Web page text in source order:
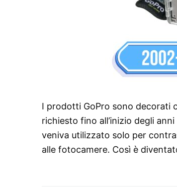
I prodotti GoPro sono decorati
richiesto fino all’inizio degli
veniva utilizzato solo per
alle fotocamere. Così è